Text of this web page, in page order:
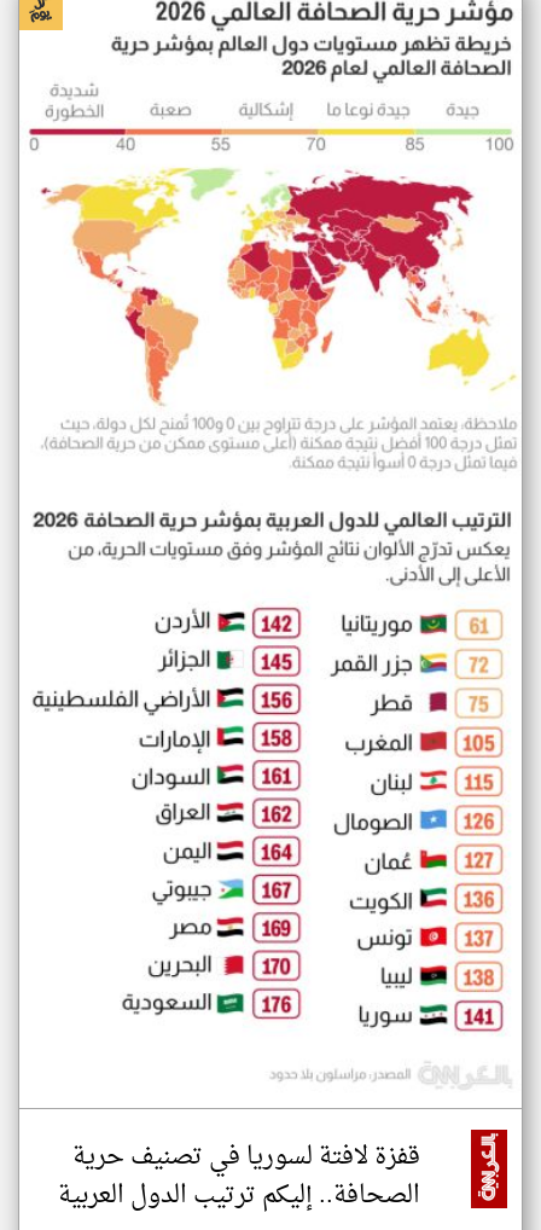
قفزة لافتة لسوريا في تصنيف حرية
الصحافة.. إليكم ترتيب الدول العربية